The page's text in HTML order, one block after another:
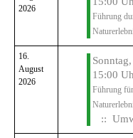
2026
Führung
16.
August
2026
15:00
Führung
::